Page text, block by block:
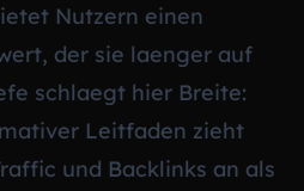
Nutzern einen
der sie laenger auf
schlaegt hier Breite:
Leitfaden zieht
und Backlinks an als